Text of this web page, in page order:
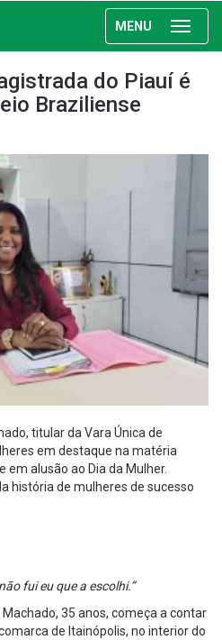
MENU
do Piauí é
Braziliense
titular da Vara Única de
em destaque na matéria
em alusão ao Dia da Mulher.
história de mulheres de sucesso
fui eu que a escolhi.”
35 anos, começa a contar
de Itainópolis, no interior do